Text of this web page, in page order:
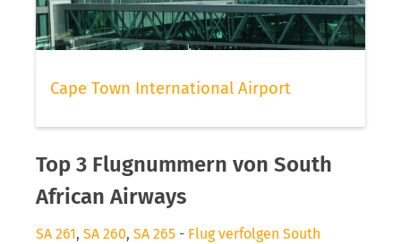
Cape Town International Airport
Top 3 Flugnummern von South
African Airways
SA 261, SA 260, SA 265 - Flug verfolgen South